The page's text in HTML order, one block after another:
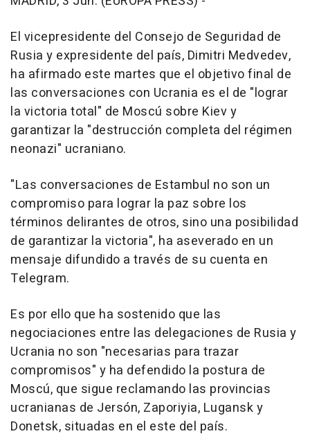
El vicepresidente del Consejo de Seguridad de
Rusia y expresidente del país, Dimitri Medvedev,
ha afirmado este martes que el objetivo final de
las conversaciones con Ucrania es el de "lograr
la victoria total" de Moscú sobre Kiev y
garantizar la "destrucción completa del régimen
neonazi" ucraniano.
"Las conversaciones de Estambul no son un
compromiso para lograr la paz sobre los
términos delirantes de otros, sino una posibilidad
de garantizar la victoria", ha aseverado en un
mensaje difundido a través de su cuenta en
Telegram.
Es por ello que ha sostenido que las
negociaciones entre las delegaciones de Rusia y
Ucrania no son "necesarias para trazar
compromisos" y ha defendido la postura de
Moscú, que sigue reclamando las provincias
ucranianas de Jersón, Zaporiyia, Lugansk y
Donetsk, situadas en el este del país.